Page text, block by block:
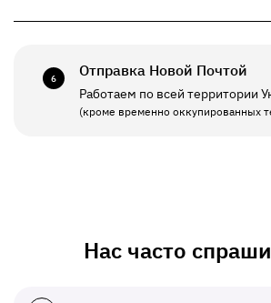
+380(67)550-7641
ПН - ПТ
11:00 - 19:00
Выходной
6 Отправка Новой Почтой
Работаем по всей территории
(кроме временно оккупированных
Нас часто